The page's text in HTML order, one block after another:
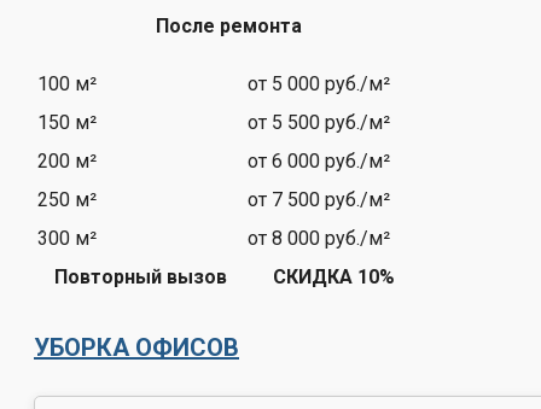
После ремонта
100 м²
от 5 000 руб./м²
150 м²
от 5 500 руб./м²
200 м²
от 6 000 руб./м²
250 м²
от 7 500 руб./м²
300 м²
от 8 000 руб./м²
Повторный вызов
СКИДКА 10%
УБОРКА ОФИСОВ